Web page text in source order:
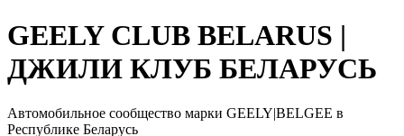
GEELY CLUB BELARUS |
ДЖИЛИ КЛУБ БЕЛАРУСЬ
Автомобильное сообщество марки GEELY|BELGEE в
Республике Беларусь